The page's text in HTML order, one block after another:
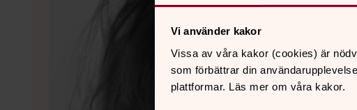
Vi använder kakor
Vissa av våra kakor (cookies) är
som förbättrar din
plattformar. Läs mer om våra kakor.